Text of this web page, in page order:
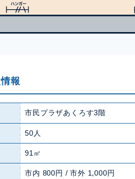
報
市民プラザあくろす3階
50人
91㎡
市内 800円 / 市外 1,000円